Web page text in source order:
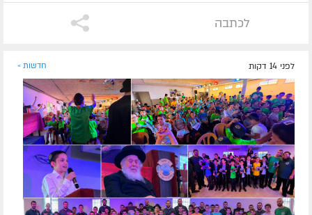
לכתבה
לפני 14 דקות חדשות »